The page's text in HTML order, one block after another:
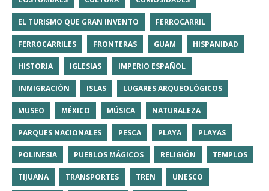
EL TURISMO QUE GRAN INVENTO FERROCARRIL
FERROCARRILES FRONTERAS GUAM HISPANIDAD
HISTORIA IGLESIAS IMPERIO ESPAÑOL
INMIGRACIÓN ISLAS LUGARES ARQUEOLÓGICOS
MUSEO MÉXICO MÚSICA NATURALEZA
PARQUES NACIONALES PESCA PLAYA PLAYAS
POLINESIA PUEBLOS MÁGICOS RELIGIÓN TEMPLOS
TIJUANA TRANSPORTES TREN UNESCO